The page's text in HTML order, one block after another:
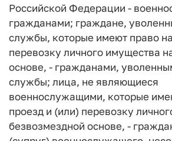
Российской Федерации -
гражданами; граждане,
службы, которые имеют право
перевозку личного имущества
основе, - гражданами,
службы; лица, не являющиеся
военнослужащими, которые
проезд и (или) перевозку
безвозмездной основе, -